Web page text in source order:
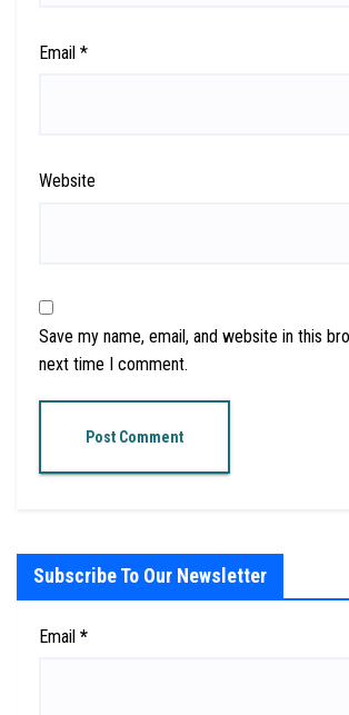
Email *
Website
Save my name, email, and website in this
next time I comment.
Subscribe To Our Newsletter
Email *